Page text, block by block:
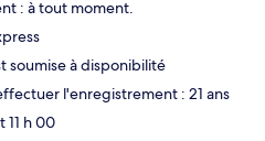
: à tout moment.
soumise à disponibilité
l'enregistrement : 21 ans
11 h 00